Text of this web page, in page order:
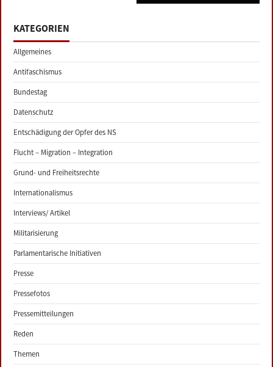
KATEGORIEN
Allgemeines
Antifaschismus
Bundestag
Datenschutz
Entschädigung der Opfer des NS
Flucht – Migration – Integration
Grund- und Freiheitsrechte
Internationalismus
Interviews/ Artikel
Militarisierung
Parlamentarische Initiativen
Presse
Pressefotos
Pressemitteilungen
Reden
Themen